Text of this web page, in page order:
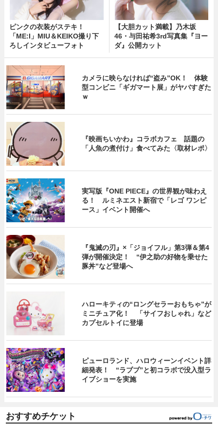
ピンクの衣装がステキ！
「ME:I」MIU＆KEIKO撮り下
ろしインタビューフォト
【大胆カット満載】乃木坂
46・与田祐希3rd写真集『ヨー
ダ』公開カット
カメラに映らなければ“盗み”OK！ 体験
型コンビニ「ギガマート展」がヤバすぎた
ｗ
『映画ちいかわ』コラボカフェ 話題の
「人魚の煮付け」食べてみた〈取材レポ〉
実写版『ONE PIECE』の世界観が味わえ
る！ ルミネエスト新宿で「レゴ ワンピ
ース」イベント開催へ
『鬼滅の刃』×「ジョイフル」第3弾＆第4
弾が開催決定！ “伊之助の好物を乗せた
豚丼”など登場へ
ハローキティの“ロングセラーおもちゃ”が
ミニチュア化！ 「サイフおしゃれ」など
カプセルトイに登場
ピューロランド、ハロウィーンイベント詳
細発表！ “ラブブ”と初コラボで没入型ラ
イブショーを実施
おすすめチケット